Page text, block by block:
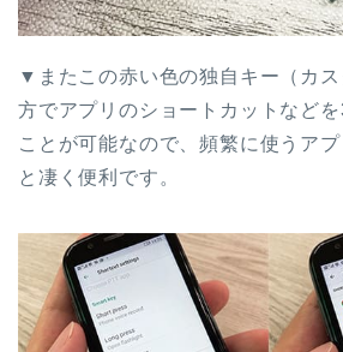
▼またこの赤い色の独自キー（カス
方でアプリのショートカットなど
ことが可能なので、頻繁に使うアプ
と凄く便利です。